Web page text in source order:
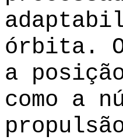
órbita.
a
como a